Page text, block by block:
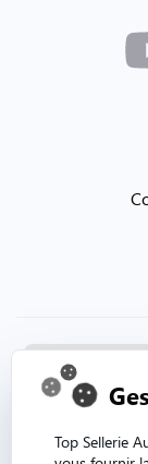
© Copyright
Top Sellerie